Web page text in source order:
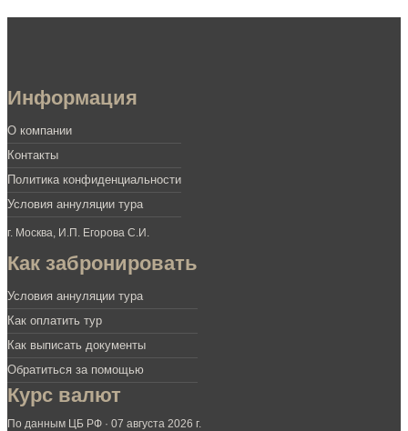
Информация
О компании
Контакты
Политика конфиденциальности
Условия аннуляции тура
г. Москва, И.П. Егорова С.И.
Как забронировать
Условия аннуляции тура
Как оплатить тур
Как выписать документы
Обратиться за помощью
Курс валют
По данным ЦБ РФ · 07 августа 2026 г.